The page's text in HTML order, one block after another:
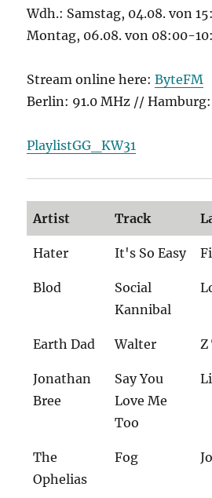
Wdh.: Samstag, 04.08. von
Montag, 06.08. von 08:00-
Stream online here:ByteFM
Berlin: 91.0 MHz // Hamburg:
PlaylistGG_KW31
Artist Track
Hater It's So Easy
Blod
Social
Kannibal
Earth Dad Walter Z
Jonathan
Bree
Say You
Love Me
Too
The
Ophelias
Fog